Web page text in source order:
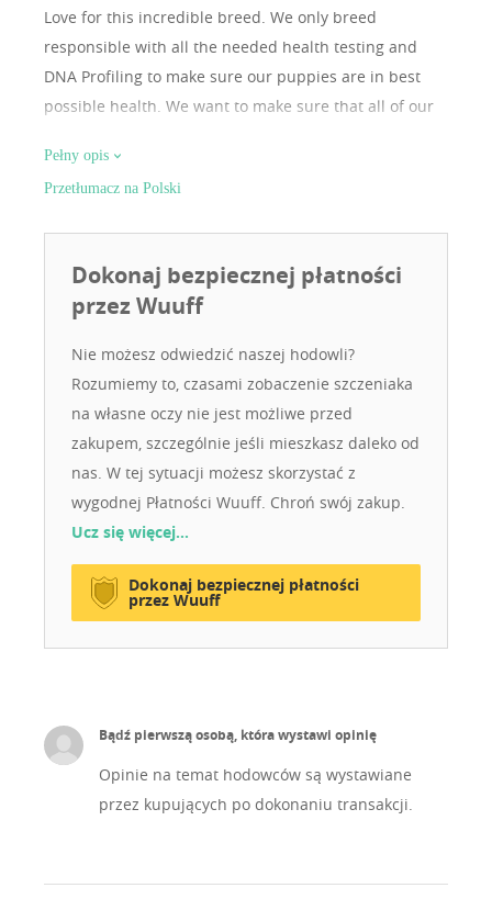
Love for this incredible breed. We only breed
responsible with all the needed health testing and
DNA Profiling to make sure our puppies are in best
possible health. We want to make sure that all of our
with all the new families. We deliver our puppies
personally all around the world! Please feel free to
Pełny opis
Przetłumacz na Polski
Dokonaj bezpiecznej płatności
przez Wuuff
Nie możesz odwiedzić naszej hodowli?
Rozumiemy to, czasami zobaczenie szczeniaka
na własne oczy nie jest możliwe przed
zakupem, szczególnie jeśli mieszkasz daleko od
nas. W tej sytuacji możesz skorzystać z
wygodnej Płatności Wuuff. Chroń swój zakup.
Ucz się więcej…
Dokonaj bezpiecznej płatności
przez Wuuff
Bądź pierwszą osobą, która wystawi opinię
Opinie na temat hodowców są wystawiane
przez kupujących po dokonaniu transakcji.